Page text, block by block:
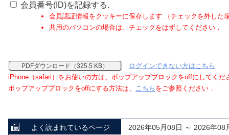
会員番号(ID)を記録する.
会員認証情報をクッキーに保存します.（チェックを外した
共用のパソコンの場合は、チェックをはずしてください．
PDFダウンロード（325.5 KB）
ログインできない方はこちら
iPhone（safari）をお使いの方は、ポップアップブロックをoffにしてくだ
ポップアップブロックをoffにする方法は、 こちら をご参照ください．
よく読まれているページ 2026年05月08日 ～ 2026年08